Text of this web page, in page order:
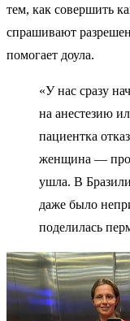
тем, как совершить
спрашивают
помогает доула.
«У нас сразу
на анестезию
пациентка
женщина —
ушла. В
даже было
поделилась